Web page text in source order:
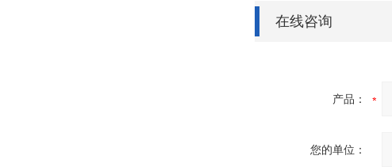
在线咨询
产品：
您的单位：